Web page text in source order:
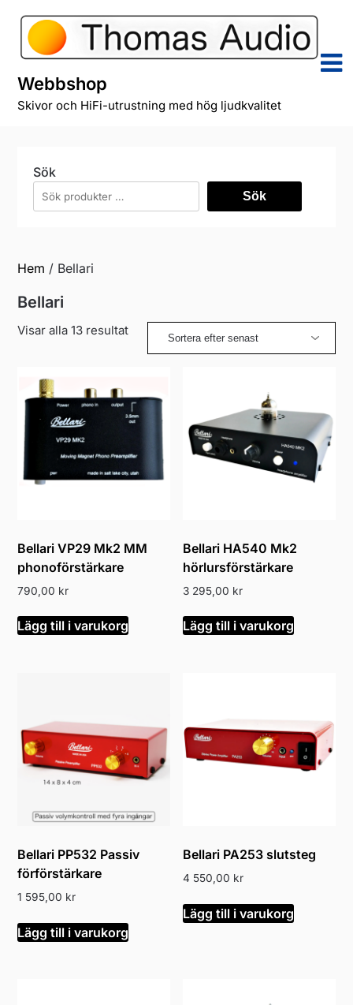
content
Webbshop
Skivor och HiFi-utrustning med hög ljudkvalitet
Sök
Sök
Hem / Bellari
Bellari
Visar alla 13 resultatSortera
Bellari VP29 Mk2 MM
phonoförstärkare
790,00 kr
Lägg till i varukorg
Bellari HA540 Mk2
hörlursförstärkare
3 295,00 kr
Lägg till i varukorg
Bellari PP532 Passiv
förförstärkare
1 595,00 kr
Lägg till i varukorg
Bellari PA253 slutsteg
4 550,00 kr
Lägg till i varukorg